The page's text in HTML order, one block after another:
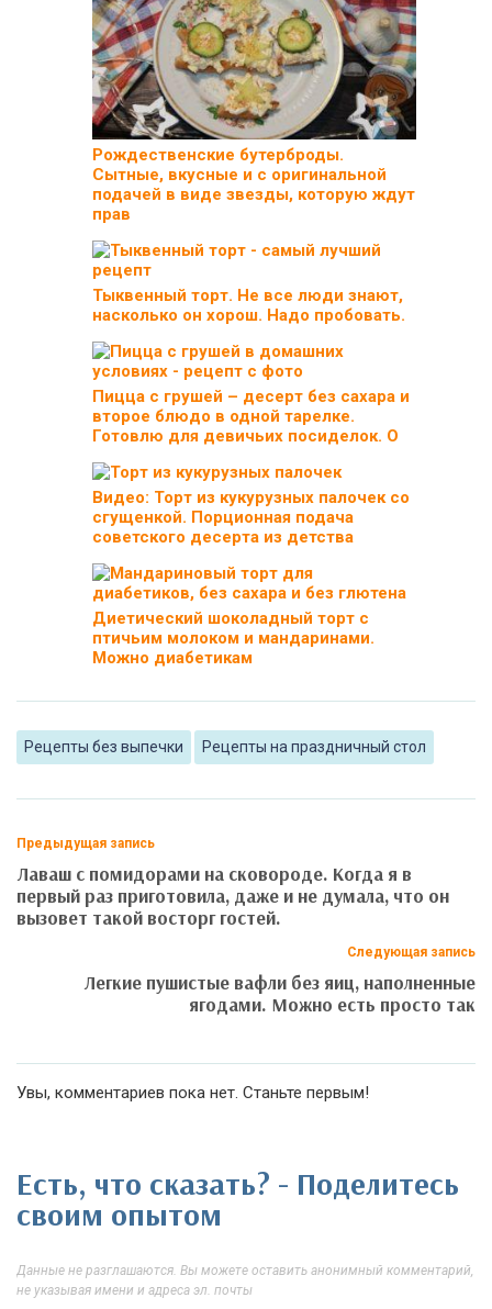
Рождественские бутерброды.
Сытные, вкусные и с оригинальной
подачей в виде звезды, которую ждут
прав
Тыквенный торт. Не все люди знают,
насколько он хорош. Надо пробовать.
Пицца с грушей – десерт без сахара и
второе блюдо в одной тарелке.
Готовлю для девичьих посиделок. О
Видео: Торт из кукурузных палочек со
сгущенкой. Порционная подача
советского десерта из детства
Диетический шоколадный торт с
птичьим молоком и мандаринами.
Можно диабетикам
Рецепты без выпечки Рецепты на праздничный стол
Предыдущая запись
Лаваш с помидорами на сковороде. Когда я в
первый раз приготовила, даже и не думала, что он
вызовет такой восторг гостей.
Следующая запись
Легкие пушистые вафли без яиц, наполненные
ягодами. Можно есть просто так
Увы, комментариев пока нет. Станьте первым!
Есть, что сказать? - Поделитесь
своим опытом
Данные не разглашаются. Вы можете оставить анонимный комментарий,
не указывая имени и адреса эл. почты